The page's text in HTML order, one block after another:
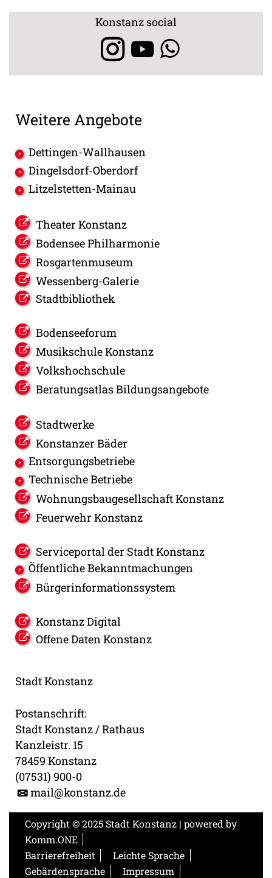
Konstanz social
Weitere Angebote
Dettingen-Wallhausen
Dingelsdorf-Oberdorf
Litzelstetten-Mainau
Theater Konstanz
Bodensee Philharmonie
Rosgartenmuseum
Wessenberg-Galerie
Stadtbibliothek
Bodenseeforum
Musikschule Konstanz
Volkshochschule
Beratungsatlas Bildungsangebote
Stadtwerke
Konstanzer Bäder
Entsorgungsbetriebe
Technische Betriebe
Wohnungsbaugesellschaft Konstanz
Feuerwehr Konstanz
Serviceportal der Stadt Konstanz
Öffentliche Bekanntmachungen
Bürgerinformationssystem
Konstanz Digital
Offene Daten Konstanz
Stadt Konstanz
Postanschrift:
Stadt Konstanz / Rathaus
Kanzleistr. 15
78459 Konstanz
(07531) 900-0
mail@konstanz.de
Copyright © 2025 Stadt Konstanz | powered by
Komm.ONE
Barrierefreiheit
Leichte Sprache
Gebärdensprache
Impressum